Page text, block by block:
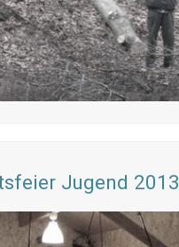
Jugend 2013